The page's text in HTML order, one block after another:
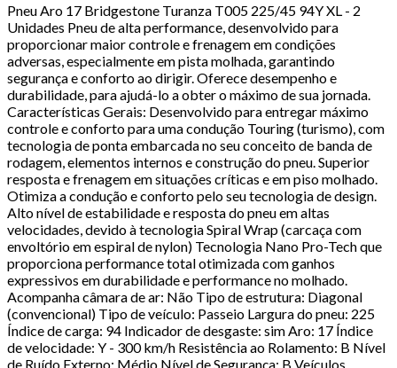
Pneu Aro 17 Bridgestone Turanza T005 225/45 94Y XL - 2
Unidades Pneu de alta performance, desenvolvido para
proporcionar maior controle e frenagem em condições
adversas, especialmente em pista molhada, garantindo
segurança e conforto ao dirigir. Oferece desempenho e
durabilidade, para ajudá-lo a obter o máximo de sua jornada.
Características Gerais: Desenvolvido para entregar máximo
controle e conforto para uma condução Touring (turismo), com
tecnologia de ponta embarcada no seu conceito de banda de
rodagem, elementos internos e construção do pneu. Superior
resposta e frenagem em situações críticas e em piso molhado.
Otimiza a condução e conforto pelo seu tecnologia de design.
Alto nível de estabilidade e resposta do pneu em altas
velocidades, devido à tecnologia Spiral Wrap (carcaça com
envoltório em espiral de nylon) Tecnologia Nano Pro-Tech que
proporciona performance total otimizada com ganhos
expressivos em durabilidade e performance no molhado.
Acompanha câmara de ar: Não Tipo de estrutura: Diagonal
(convencional) Tipo de veículo: Passeio Largura do pneu: 225
Índice de carga: 94 Indicador de desgaste: sim Aro: 17 Índice
de velocidade: Y - 300 km/h Resistência ao Rolamento: B Nível
de Ruído Externo: Médio Nível de Segurança: B Veículos